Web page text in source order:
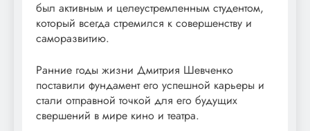
был активным и целеустремленным студентом,
который всегда стремился к совершенству и
саморазвитию.
Ранние годы жизни Дмитрия Шевченко
поставили фундамент его успешной карьеры и
стали отправной точкой для его будущих
свершений в мире кино и театра.